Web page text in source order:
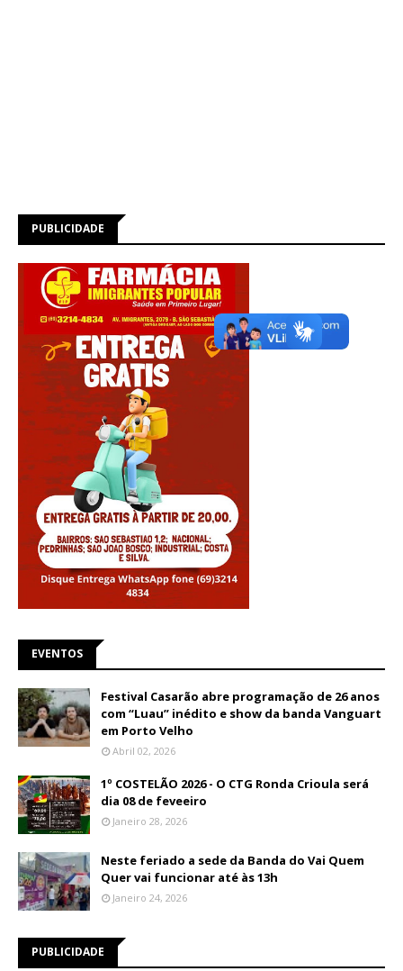
PUBLICIDADE
EVENTOS
Festival Casarão abre programação de 26 anos
com “Luau” inédito e show da banda Vanguart
em Porto Velho
Abril 02, 2026
1º COSTELÃO 2026 - O CTG Ronda Crioula será
dia 08 de feveeiro
Janeiro 28, 2026
Neste feriado a sede da Banda do Vai Quem
Quer vai funcionar até às 13h
Janeiro 24, 2026
PUBLICIDADE